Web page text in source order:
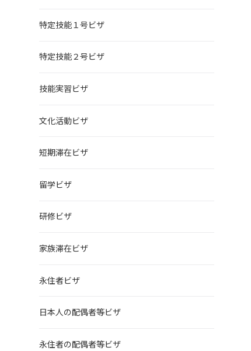
特定技能１号ビザ
特定技能２号ビザ
技能実習ビザ
文化活動ビザ
短期滞在ビザ
留学ビザ
研修ビザ
家族滞在ビザ
永住者ビザ
日本人の配偶者等ビザ
永住者の配偶者等ビザ